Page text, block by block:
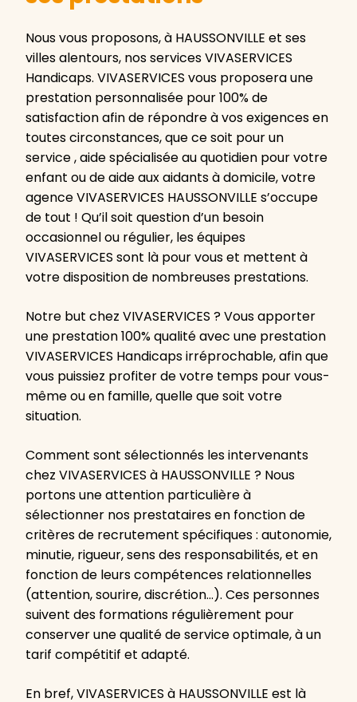
Nous vous proposons, à HAUSSONVILLE et ses
villes alentours, nos services VIVASERVICES
Handicaps. VIVASERVICES vous proposera une
prestation personnalisée pour 100% de
satisfaction afin de répondre à vos exigences en
toutes circonstances, que ce soit pour un
service , aide spécialisée au quotidien pour votre
enfant ou de aide aux aidants à domicile, votre
agence VIVASERVICES HAUSSONVILLE s’occupe
de tout ! Qu’il soit question d’un besoin
occasionnel ou régulier, les équipes
VIVASERVICES sont là pour vous et mettent à
votre disposition de nombreuses prestations.
Notre but chez VIVASERVICES ? Vous apporter
une prestation 100% qualité avec une prestation
VIVASERVICES Handicaps irréprochable, afin que
vous puissiez profiter de votre temps pour vous-
même ou en famille, quelle que soit votre
situation.
Comment sont sélectionnés les intervenants
chez VIVASERVICES à HAUSSONVILLE ? Nous
portons une attention particulière à
sélectionner nos prestataires en fonction de
critères de recrutement spécifiques : autonomie,
minutie, rigueur, sens des responsabilités, et en
fonction de leurs compétences relationnelles
(attention, sourire, discrétion…). Ces personnes
suivent des formations régulièrement pour
conserver une qualité de service optimale, à un
tarif compétitif et adapté.
En bref, VIVASERVICES à HAUSSONVILLE est là